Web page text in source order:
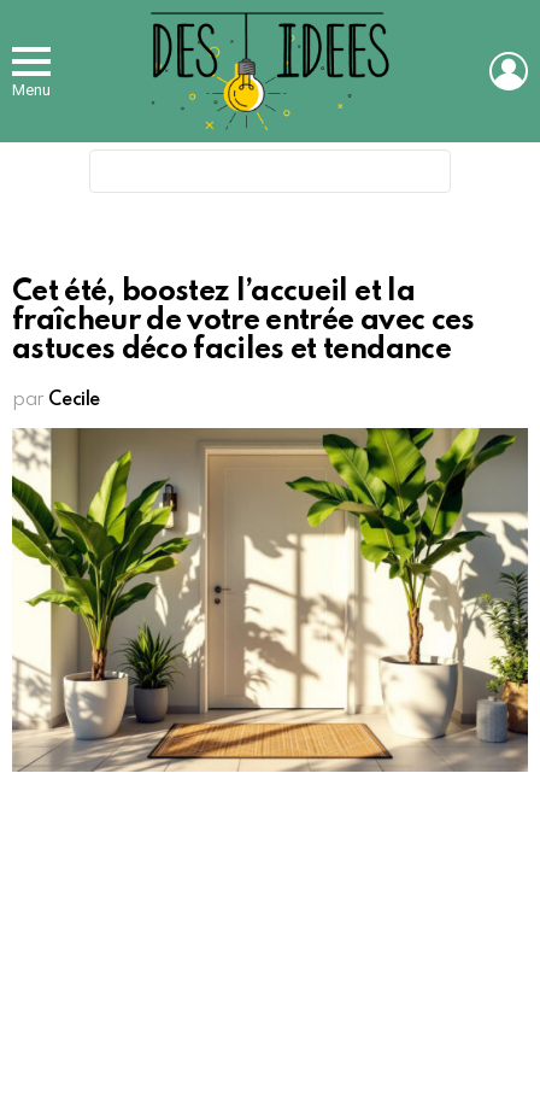
Menu
Cet été, boostez l’accueil et la
fraîcheur de votre entrée avec ces
astuces déco faciles et tendance
par Cecile